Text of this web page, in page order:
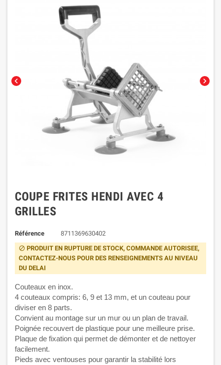
chevron_left chevron_right
COUPE FRITES HENDI AVEC 4
GRILLES
Référence 8711369630402
block PRODUIT EN RUPTURE DE STOCK, COMMANDE AUTORISEE,
CONTACTEZ-NOUS POUR DES RENSEIGNEMENTS AU NIVEAU
DU DELAI
Couteaux en inox.
4 couteaux compris: 6, 9 et 13 mm, et un couteau pour
diviser en 8 parts.
Convient au montage sur un mur ou un plan de travail.
Poignée recouvert de plastique pour une meilleure prise.
Plaque de fixation qui permet de démonter et de nettoyer
facilement.
Pieds avec ventouses pour garantir la stabilité lors